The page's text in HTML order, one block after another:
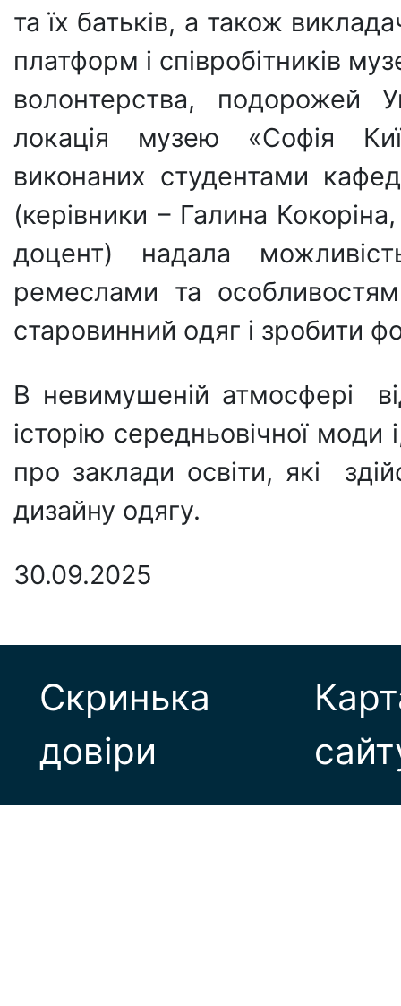
та їх батьків, а також
платформ і співробітників
волонтерства, подорожей
локація музею «Софія
виконаних студентами
(керівники – Галина
доцент) надала
ремеслами та
старовинний одяг і зробити
В невимушеній атмосфері
історію середньовічної
про заклади освіти, які
дизайну одягу.
30.09.2025
Скринька
довіри